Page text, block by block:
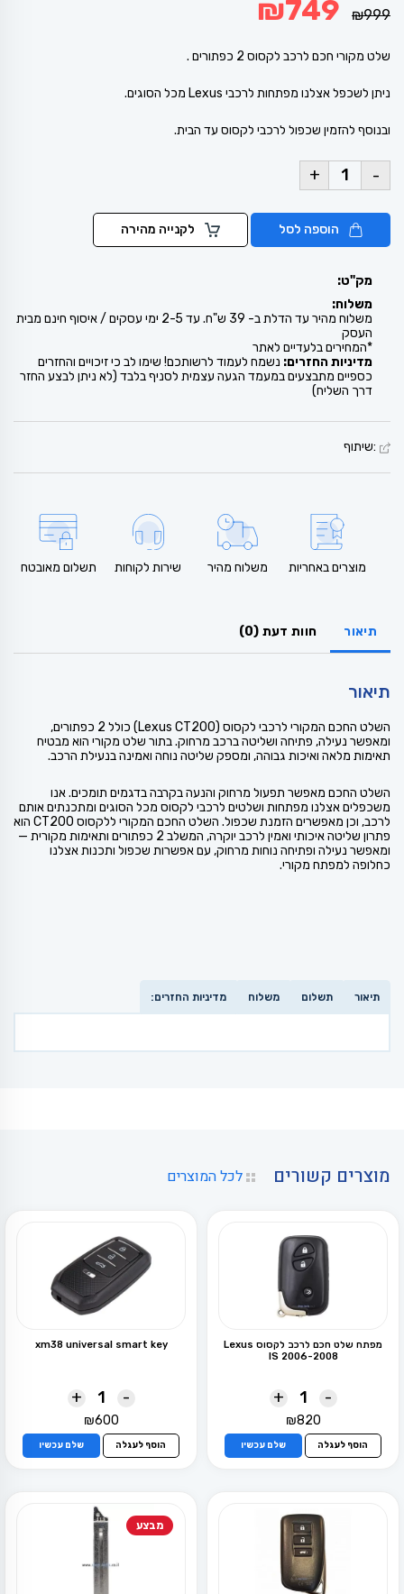
₪999
המקורי
₪749
שלט מקורי חכם לרכב לקסוס 2 כפתורים .
ניתן לשכפל אצלנו מפתחות לרכבי Lexus מכל הסוגים.
ובנוסף להזמין שכפול לרכבי לקסוס עד הבית.
-
+
הוספה לסל לקנייה מהירה
מק"ט:
משלוח:
משלוח מהיר עד הדלת ב- 39 ש"ח. עד 2-5 ימי עסקים / איסוף חינם מבית
העסק
*המחירים בלעדיים לאתר
מדיניות החזרים: נשמח לעמוד לרשותכם! שימו לב כי זיכויים והחזרים
כספיים מתבצעים במעמד הגעה עצמית לסניף בלבד (לא ניתן לבצע החזר
דרך השליח)
:שיתוף
מוצרים באחריות משלוח מהיר שירות לקוחות תשלום מאובטח
תיאור חוות דעת (0)
תיאור
השלט החכם המקורי לרכבי לקסוס (Lexus CT200) כולל 2 כפתורים,
ומאפשר נעילה, פתיחה ושליטה ברכב מרחוק. בתור שלט מקורי הוא מבטיח
תאימות מלאה ואיכות גבוהה, ומספק שליטה נוחה ואמינה בנעילת הרכב.
השלט החכם מאפשר תפעול מרחוק והנעה בקרבה בדגמים תומכים. אנו
משכפלים אצלנו מפתחות ושלטים לרכבי לקסוס מכל הסוגים ומתכנתים אותם
לרכב, וכן מאפשרים הזמנת שכפול. השלט החכם המקורי ללקסוס CT200 הוא
פתרון שליטה איכותי ואמין לרכב יוקרה, המשלב 2 כפתורים ותאימות מקורית —
ומאפשר נעילה ופתיחה נוחות מרחוק, עם אפשרות שכפול ותכנות אצלנו
כחלופה למפתח מקורי.
תיאור תשלום משלוח מדיניות החזרים:
מוצרים קשורים לכל המוצרים
מפתח שלט חכם לרכב לקסוס Lexus
IS 2006-2008
-
+
₪820
הוסף לעגלה שלם עכשיו
xm38 universal smart key
-
+
₪600
הוסף לעגלה שלם עכשיו
מבצע